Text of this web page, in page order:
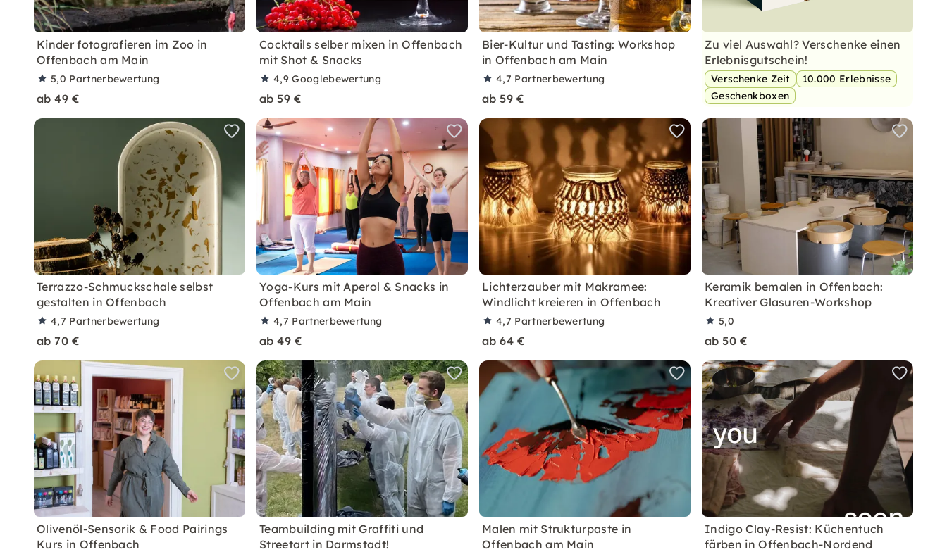
Kinder fotografieren im Zoo in
Offenbach am Main
5,0 Partnerbewertung
ab 49 €
Cocktails selber mixen in Offenbach
mit Shot & Snacks
4,9Googlebewertung
ab 59 €
Bier-Kultur und Tasting: Workshop
in Offenbach am Main
4,7 Partnerbewertung
ab 59 €
Zu viel Auswahl? Verschenke einen
Erlebnisgutschein!
Verschenke Zeit
10.000 Erlebnisse
Geschenkboxen
Terrazzo-Schmuckschale selbst
gestalten in Offenbach
4,7 Partnerbewertung
ab 70 €
Yoga-Kurs mit Aperol & Snacks in
Offenbach am Main
4,7 Partnerbewertung
ab 49 €
Lichterzauber mit Makramee:
Windlicht kreieren in Offenbach
4,7 Partnerbewertung
ab 64 €
Keramik bemalen in Offenbach:
Kreativer Glasuren-Workshop
5,0
ab 50 €
Olivenöl-Sensorik & Food Pairings
Kurs in Offenbach
Teambuilding mit Graffiti und
Streetart in Darmstadt!
Malen mit Strukturpaste in
Offenbach am Main
Indigo Clay-Resist: Küchentuch
färben in Offenbach-Nordend